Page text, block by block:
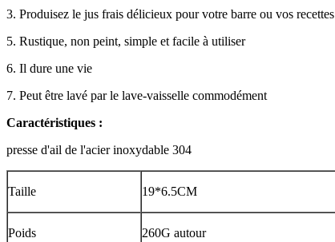
3. Produisez le jus frais délicieux pour votre barre ou vos recettes
5. Rustique, non peint, simple et facile à utiliser
6. Il dure une vie
7. Peut être lavé par le lave-vaisselle commodément
Caractéristiques :
presse d'ail de l'acier inoxydable 304
Taille 19*6.5CM
Poids 260G autour